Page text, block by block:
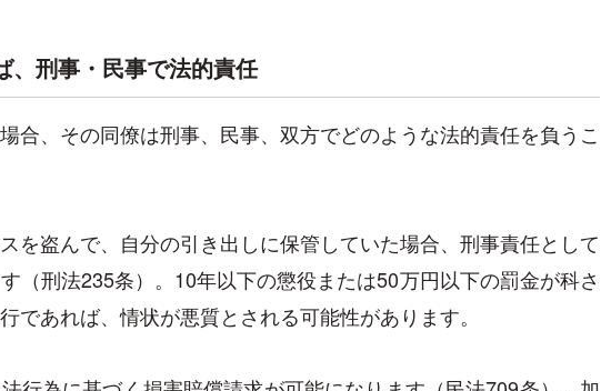
、刑事・民事で法的責任
、その同僚は刑事、民事、双方でどのような法的責任を負うこ
を盗んで、自分の引き出しに保管していた場合、刑事責任として
（刑法235条）。10年以下の懲役または50万円以下の罰金が科さ
であれば、情状が悪質とされる可能性があります。